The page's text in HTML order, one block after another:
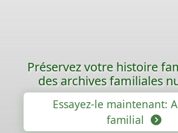
Préservez votre histoire
des archives familiales
Essayez-le maintenant:
familial